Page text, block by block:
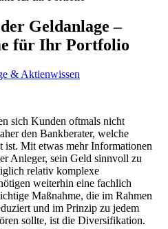
Geldanlage –
für Ihr Portfolio
& Aktienwissen
sich Kunden oftmals nicht
den Bankberater, welche
ist. Mit etwas mehr Informationen
Anleger, sein Geld sinnvoll zu
relativ komplexe
weiterhin eine fachlich
Maßnahme, die im Rahmen
und im Prinzip zu jedem
sollte, ist die Diversifikation.